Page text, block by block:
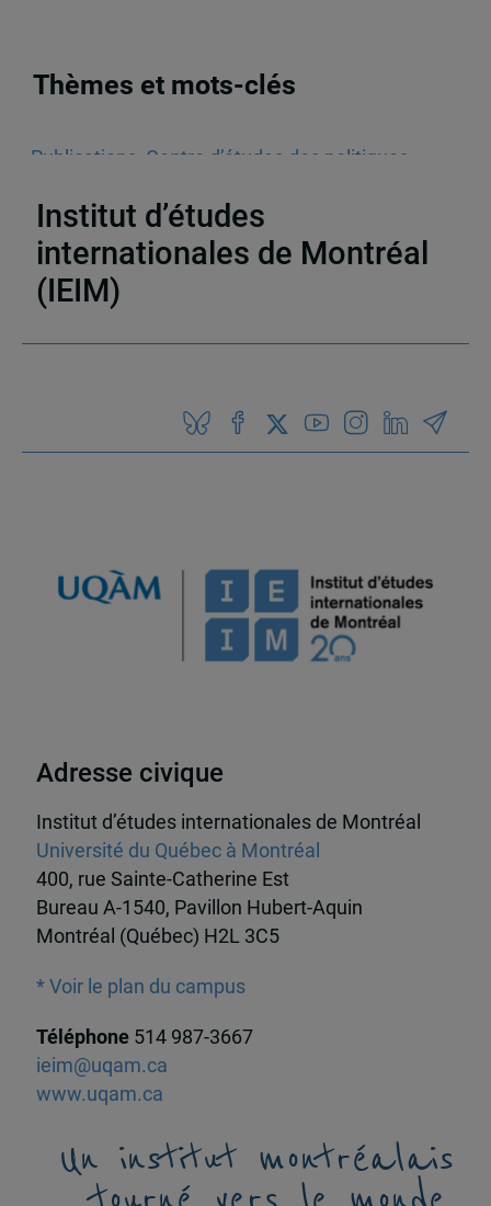
Thèmes et mots-clés
Publications Centre d’études des politiques
Institut d’études
internationales de Montréal
(IEIM)
Adresse civique
Institut d’études internationales de Montréal
Université du Québec à Montréal
400, rue Sainte-Catherine Est
Bureau A-1540, Pavillon Hubert-Aquin
Montréal (Québec) H2L 3C5
* Voir le plan du campus
Téléphone 514 987-3667
ieim@uqam.ca
www.uqam.ca
Un institut montréalais